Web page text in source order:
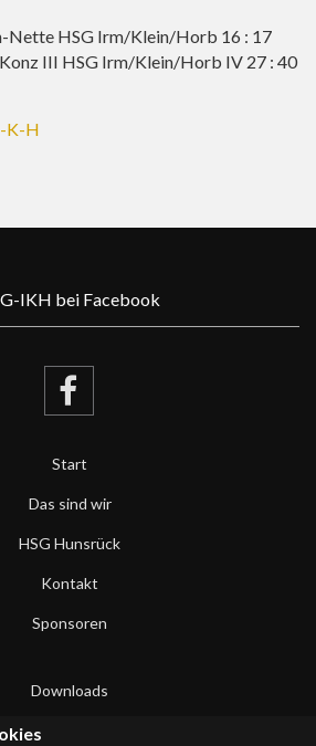
Nette HSG Irm/Klein/Horb 16 : 17
III HSG Irm/Klein/Horb IV 27 : 40
K-H
IKH bei Facebook
Start
Das sind wir
HSG Hunsrück
Kontakt
Sponsoren
Downloads